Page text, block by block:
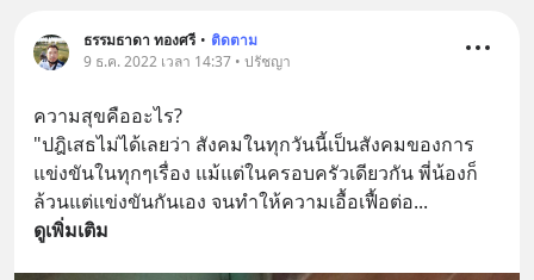
ธรรมธาดา ทองศรี • ติดตาม
9 ธ.ค. 2022 เวลา 14:37 • ปรัชญา
ความสุขคืออะไร?
"ปฎิเสธไม่ได้เลยว่า สังคมในทุกวันนี้เป็นสังคมของการ
แข่งขันในทุกๆเรื่อง แม้แต่ในครอบครัวเดียวกัน พี่น้องก็
ล้วนแต่แข่งขันกันเอง จนทำให้ความเอื้อเฟื้อต่อ...
ดูเพิ่มเติม